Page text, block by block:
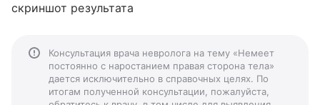
скриншот результата
Консультация врача невролога на тему «Немеет
постоянно с наростанием правая сторона тела»
дается исключительно в справочных целях. По
итогам полученной консультации, пожалуйста,